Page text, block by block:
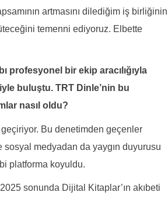
artmasını dilediğim iş birliğinin
temenni ediyoruz. Elbette
profesyonel bir ekip aracılığıyla
buluştu. TRT Dinle’nin bu
nasıl oldu?
Bu denetimden geçenler
sosyal medyadan da yaygın duyurusu
platforma koyuldu.
sonunda Dijital Kitaplar’ın akıbeti